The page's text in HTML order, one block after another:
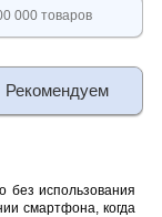
000 товаров
Рекомендуем
без использования
смартфона, когда